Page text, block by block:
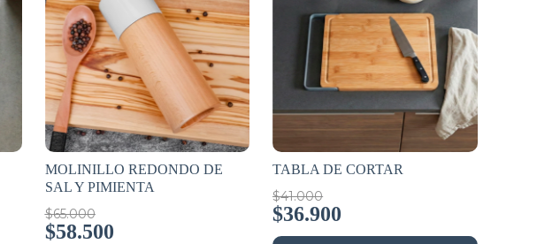
MOLINILLO REDONDO DE
SAL Y PIMIENTA
$65.000
$58.500
TABLA DE CORTAR
$41.000
$36.900